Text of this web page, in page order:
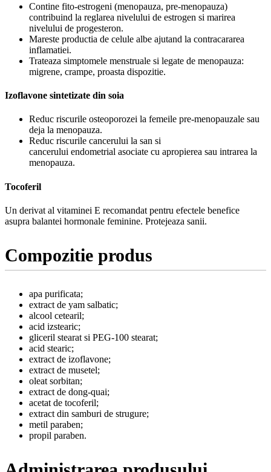
Contine fito-estrogeni (menopauza, pre-menopauza)
contribuind la reglarea nivelului de estrogen si marirea
nivelului de progesteron.
Mareste productia de celule albe ajutand la contracararea
inflamatiei.
Trateaza simptomele menstruale si legate de menopauza:
migrene, crampe, proasta dispozitie.
Izoflavone sintetizate din soia
Reduc riscurile osteoporozei la femeile pre-menopauzale sau
deja la menopauza.
Reduc riscurile cancerului la san si
cancerului endometrial asociate cu apropierea sau intrarea la
menopauza.
Tocoferil
Un derivat al vitaminei E recomandat pentru efectele benefice
asupra balantei hormonale feminine. Protejeaza sanii.
Compozitie produs
apa purificata;
extract de yam salbatic;
alcool cetearil;
acid izstearic;
gliceril stearat si PEG-100 stearat;
acid stearic;
extract de izoflavone;
extract de musetel;
oleat sorbitan;
extract de dong-quai;
acetat de tocoferil;
extract din samburi de strugure;
metil paraben;
propil paraben.